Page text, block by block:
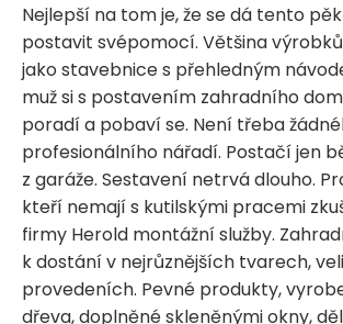
Nejlepší na tom je, že se dá tento
postavit svépomocí. Většina
jako stavebnice s přehledným
muž si s postavením zahradního
poradí a pobaví se. Není třeba
profesionálního nářadí. Postačí jen
z garáže. Sestavení netrvá dlouho.
kteří nemají s kutilskými pracemi
firmy Herold montážní služby.
k dostání v nejrůznějších tvarech,
provedeních. Pevné produkty,
dřeva, doplněné skleněnými okny,